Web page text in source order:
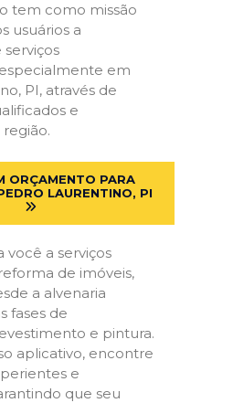
tem como missão
usuários a
em
PI, através de
e
ORÇAMENTO PARA
LAURENTINO, PI
você a serviços
de imóveis,
a alvenaria
fases de
e pintura.
aplicativo, encontre
e
que seu